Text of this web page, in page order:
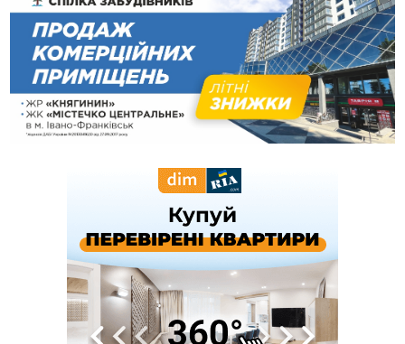
13:14
Боднар розповів про реакцію влади Польщі на атаки на
українців та про зміни після 23 серпня
12:31
ВІДЕО "Едельвейси" щемливо привітали рідну Коломию з
Днем міста
11:55
Вчора у Франківську, Коломиї, Долині та Яремче
зафіксували рекордну спеку
11:45
У Надвірній п'яна жінка побила малолітнього хлопчика: суд
У басейні Дністра встановилася гідрологічна посуха - рівні
води наблизилися до найнижчих показників
У Бурштині поблизу АЗС сталася масова бійка, поліція
з'ясовує обставини
ФОП із Житомира після купівлі права вимоги за 120
тисяч позивається до Франківська на понад 20 млн грн
У горах біля Осмолоди за допомогою БПЛА розшукали
двох жінок, які заблукали під час збирання ягід